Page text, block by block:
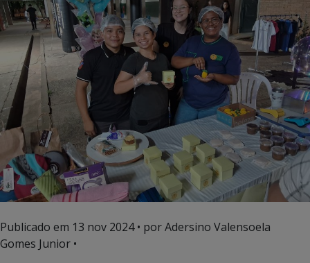
Publicado em 13 nov 2024• por Adersino Valensoela
Gomes Junior •